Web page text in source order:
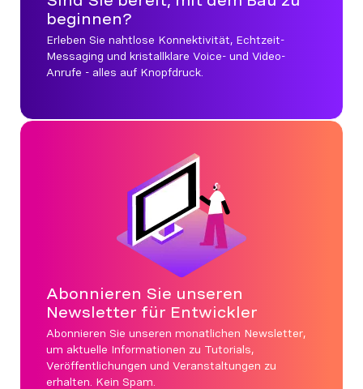
beginnen?
Erleben Sie nahtlose Konnektivität, Echtzeit-
Messaging und kristallklare Voice- und Video-
Anrufe - alles auf Knopfdruck.
Abonnieren Sie unseren
Newsletter für Entwickler
Abonnieren Sie unseren monatlichen Newsletter,
um aktuelle Informationen zu Tutorials,
Veröffentlichungen und Veranstaltungen zu
erhalten. Kein Spam.